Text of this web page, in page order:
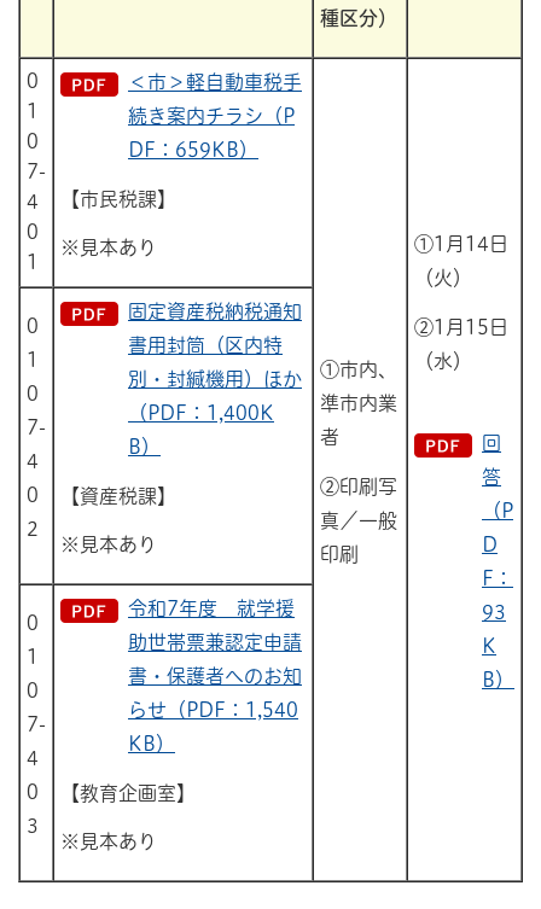
種区分）
0
1
0
7-
4
0
1
＜市＞軽自動車税手
続き案内チラシ（P
DF：659KB）
【市民税課】
※見本あり
①市内、
準市内業
者
②印刷写
真／一般
印刷
①1月14日
（火）
②1月15日
（水）
回
答
（P
D
F：
93
K
B）
0
1
0
7-
4
0
2
固定資産税納税通知
書用封筒（区内特
別・封緘機用）ほか
（PDF：1,400K
B）
【資産税課】
※見本あり
0
1
0
7-
4
0
3
令和7年度 就学援
助世帯票兼認定申請
書・保護者へのお知
らせ（PDF：1,540
KB）
【教育企画室】
※見本あり